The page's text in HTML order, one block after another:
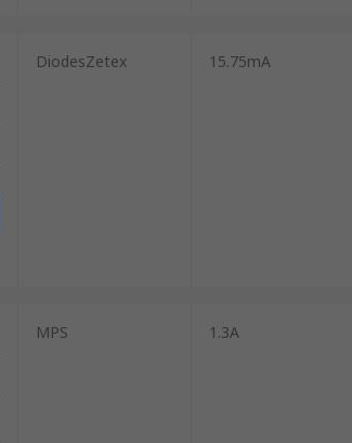
DiodesZetex 15.75mA
MPS 1.3A